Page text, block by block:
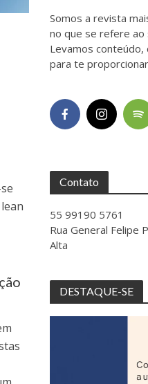
Somos a revista
no que se refere
Levamos conteúdo,
para te
Contato
55 99190 5761
Rua General Felipe
Alta
DESTAQUE-SE